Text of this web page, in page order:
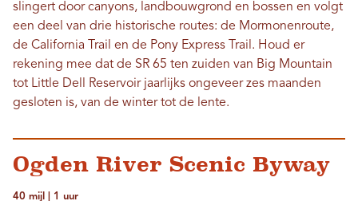
slingert door canyons, landbouwgrond en bossen en volgt
een deel van drie historische routes: de Mormonenroute,
de California Trail en de Pony Express Trail. Houd er
rekening mee dat de SR 65 ten zuiden van Big Mountain
tot Little Dell Reservoir jaarlijks ongeveer zes maanden
gesloten is, van de winter tot de lente.
Ogden River Scenic Byway
40 mijl | 1 uur